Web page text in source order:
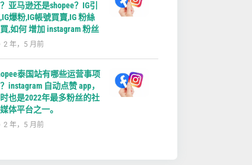
亚马逊还是shopee？IG引
爆粉,IG帳號買賣,IG 粉絲
,如何 增加 instagram 粉丝
2 年，5 月前
泰国站有哪些运营事项
instagram 自动点赞 app，
也是2022年最多粉丝的社
体平台之一。
2 年，5 月前